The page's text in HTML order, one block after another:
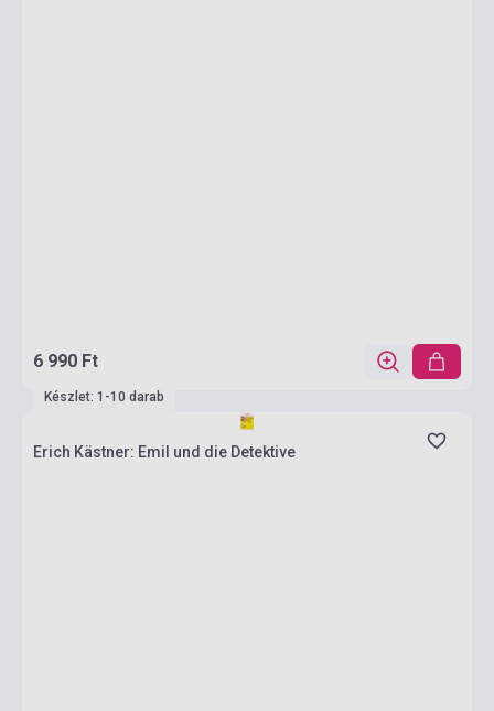
6 990 Ft
Készlet: 1-10 darab
Erich Kästner: Emil und die Detektive